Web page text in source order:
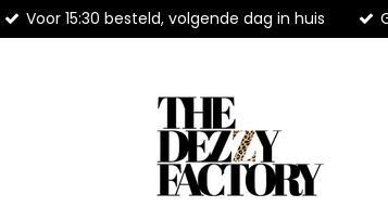
Voor 15:30 besteld, volgende dag in huis